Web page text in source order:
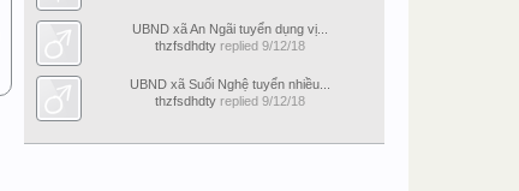
UBND xã An Ngãi tuyển dụng vị...
thzfsdhdty replied 9/12/18
UBND xã Suối Nghệ tuyển nhiều...
thzfsdhdty replied 9/12/18